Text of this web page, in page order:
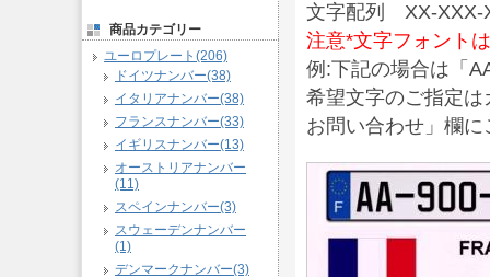
商品カテゴリー
ユーロプレート(206)
ドイツナンバー(38)
イタリアナンバー(38)
フランスナンバー(33)
イギリスナンバー(13)
オーストリアナンバー
(11)
スペインナンバー(3)
スウェーデンナンバー
(1)
デンマークナンバー(3)
文字配列 XX-XXX-
注意*文字フォント
例:下記の場合は「
希望文字のご指定
お問い合わせ」欄